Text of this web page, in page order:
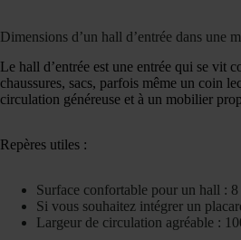
Dimensions d’un hall d’entrée dans une
Le hall d’entrée est une entrée qui se vit
chaussures, sacs, parfois même un coin
circulation généreuse et à un mobilier
Repères utiles :
Surface confortable pour un hall : 8
Si vous souhaitez intégrer un
Largeur de circulation agréable :